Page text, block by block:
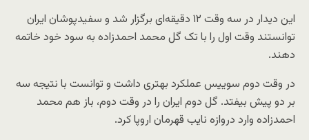
این دیدار در سه وقت ۱۲ دقیقه‌ای برگزار شد و سفیدپوشان ایران
توانستند وقت اول را با تک گل محمد احمدزاده به سود خود خاتمه
دهند.
در وقت دوم سوییس عملکرد بهتری داشت و توانست با نتیجه سه
بر دو پیش بیفتد. گل دوم ایران را در وقت دوم، باز هم محمد
احمدزاده وارد دروازه نایب قهرمان اروپا کرد.